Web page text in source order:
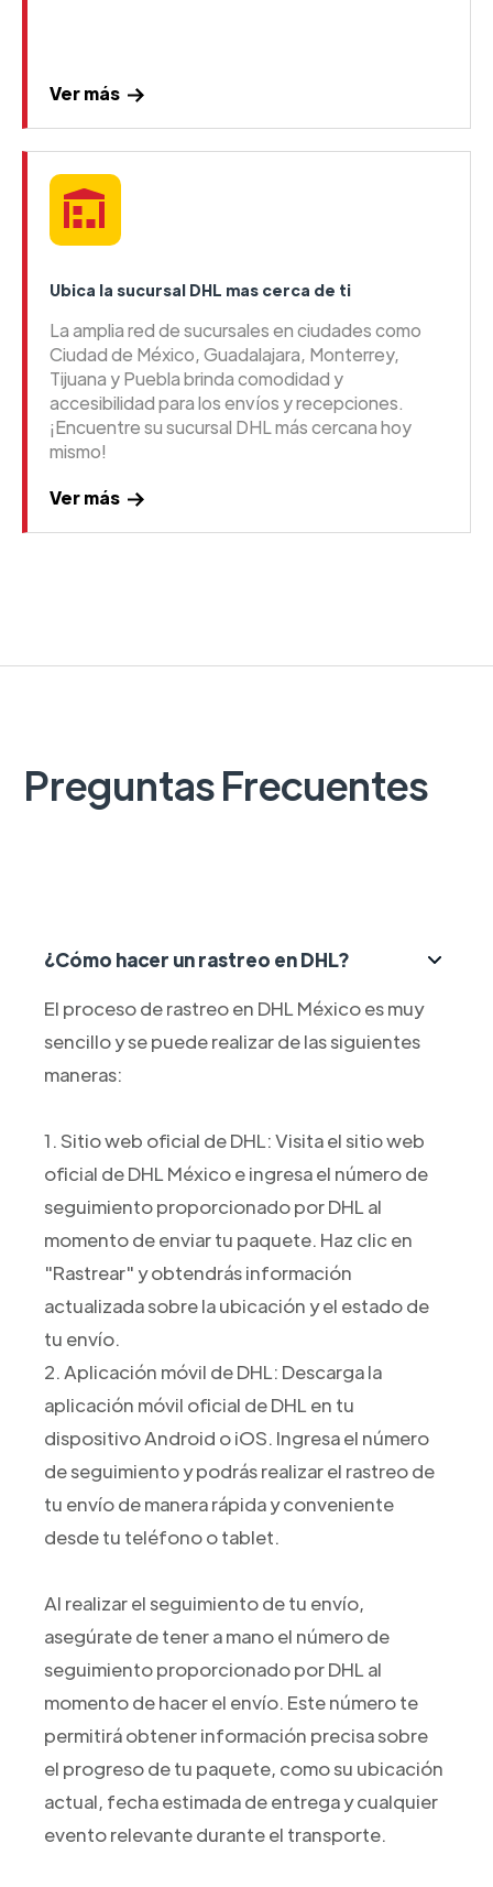
Ver más
Ubica la sucursal DHL mas cerca de ti
La amplia red de sucursales en ciudades como
Ciudad de México, Guadalajara, Monterrey,
Tijuana y Puebla brinda comodidad y
accesibilidad para los envíos y recepciones.
¡Encuentre su sucursal DHL más cercana hoy
mismo!
Ver más
Preguntas Frecuentes
¿Cómo hacer un rastreo en DHL?
El proceso de rastreo en DHL México es muy
sencillo y se puede realizar de las siguientes
maneras:
1. Sitio web oficial de DHL: Visita el sitio web
oficial de DHL México e ingresa el número de
seguimiento proporcionado por DHL al
momento de enviar tu paquete. Haz clic en
"Rastrear" y obtendrás información
actualizada sobre la ubicación y el estado de
tu envío.
2. Aplicación móvil de DHL: Descarga la
aplicación móvil oficial de DHL en tu
dispositivo Android o iOS. Ingresa el número
de seguimiento y podrás realizar el rastreo de
tu envío de manera rápida y conveniente
desde tu teléfono o tablet.
Al realizar el seguimiento de tu envío,
asegúrate de tener a mano el número de
seguimiento proporcionado por DHL al
momento de hacer el envío. Este número te
permitirá obtener información precisa sobre
el progreso de tu paquete, como su ubicación
actual, fecha estimada de entrega y cualquier
evento relevante durante el transporte.